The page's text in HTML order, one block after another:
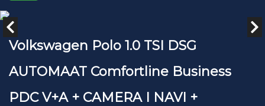
Volkswagen Polo 1.0 TSI DSG
AUTOMAAT Comfortline Business
PDC V+A + CAMERA I NAVI +